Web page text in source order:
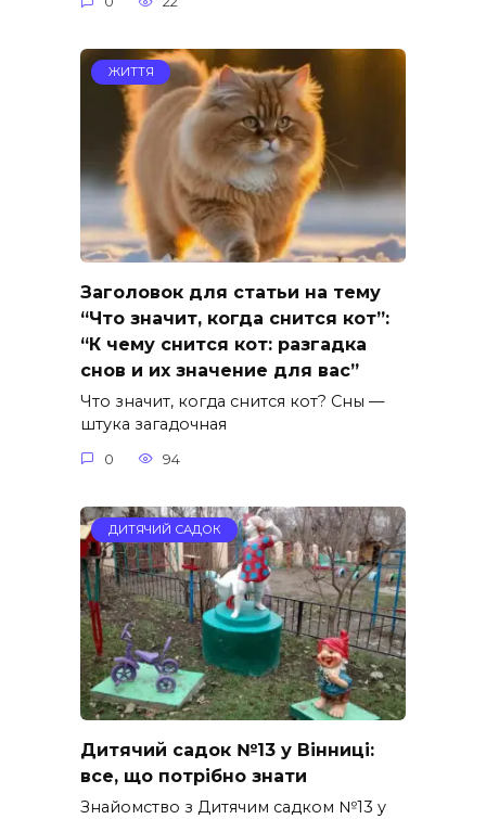
ЖИТТЯ
Заголовок для статьи на тему
“Что значит, когда снится кот”:
“К чему снится кот: разгадка
снов и их значение для вас”
Что значит, когда снится кот? Сны —
штука загадочная
0 94
ДИТЯЧИЙ САДОК
Дитячий садок №13 у Вінниці:
все, що потрібно знати
Знайомство з Дитячим садком №13 у